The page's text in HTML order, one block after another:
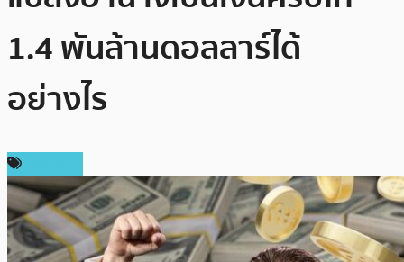
1.4 พันล้านดอลลาร์ได้
อย่างไร